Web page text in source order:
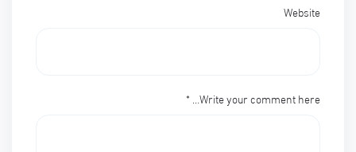
Website
Write your comment here…
*